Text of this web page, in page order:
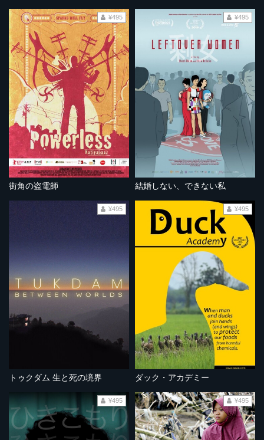
街角の盗電師
¥495
結婚しない、できない私
¥495
トゥクダム 生と死の境界
¥495
ダック・アカデミー
¥495
¥495 ¥495